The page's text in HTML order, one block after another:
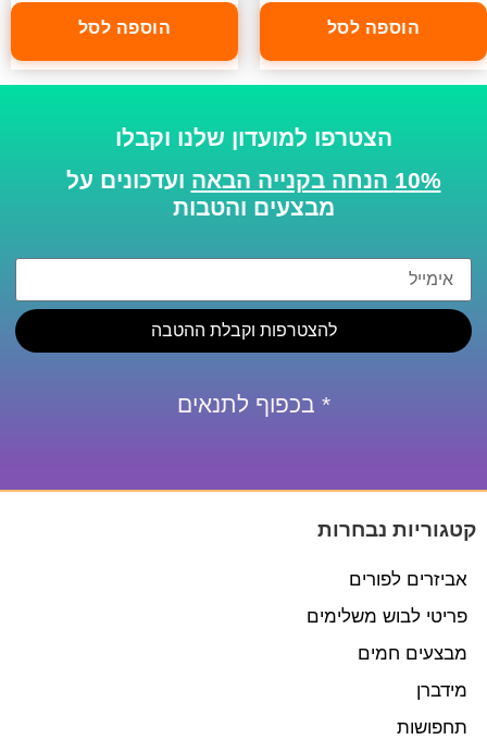
הוספה לסל הוספה לסל
הצטרפו למועדון שלנו וקבלו
10% הנחה בקנייה הבאה
ועדכונים על
מבצעים והטבות
להצטרפות וקבלת ההטבה
* בכפוף לתנאים
קטגוריות נבחרות
אביזרים לפורים
פריטי לבוש משלימים
מבצעים חמים
מידברן
תחפושות